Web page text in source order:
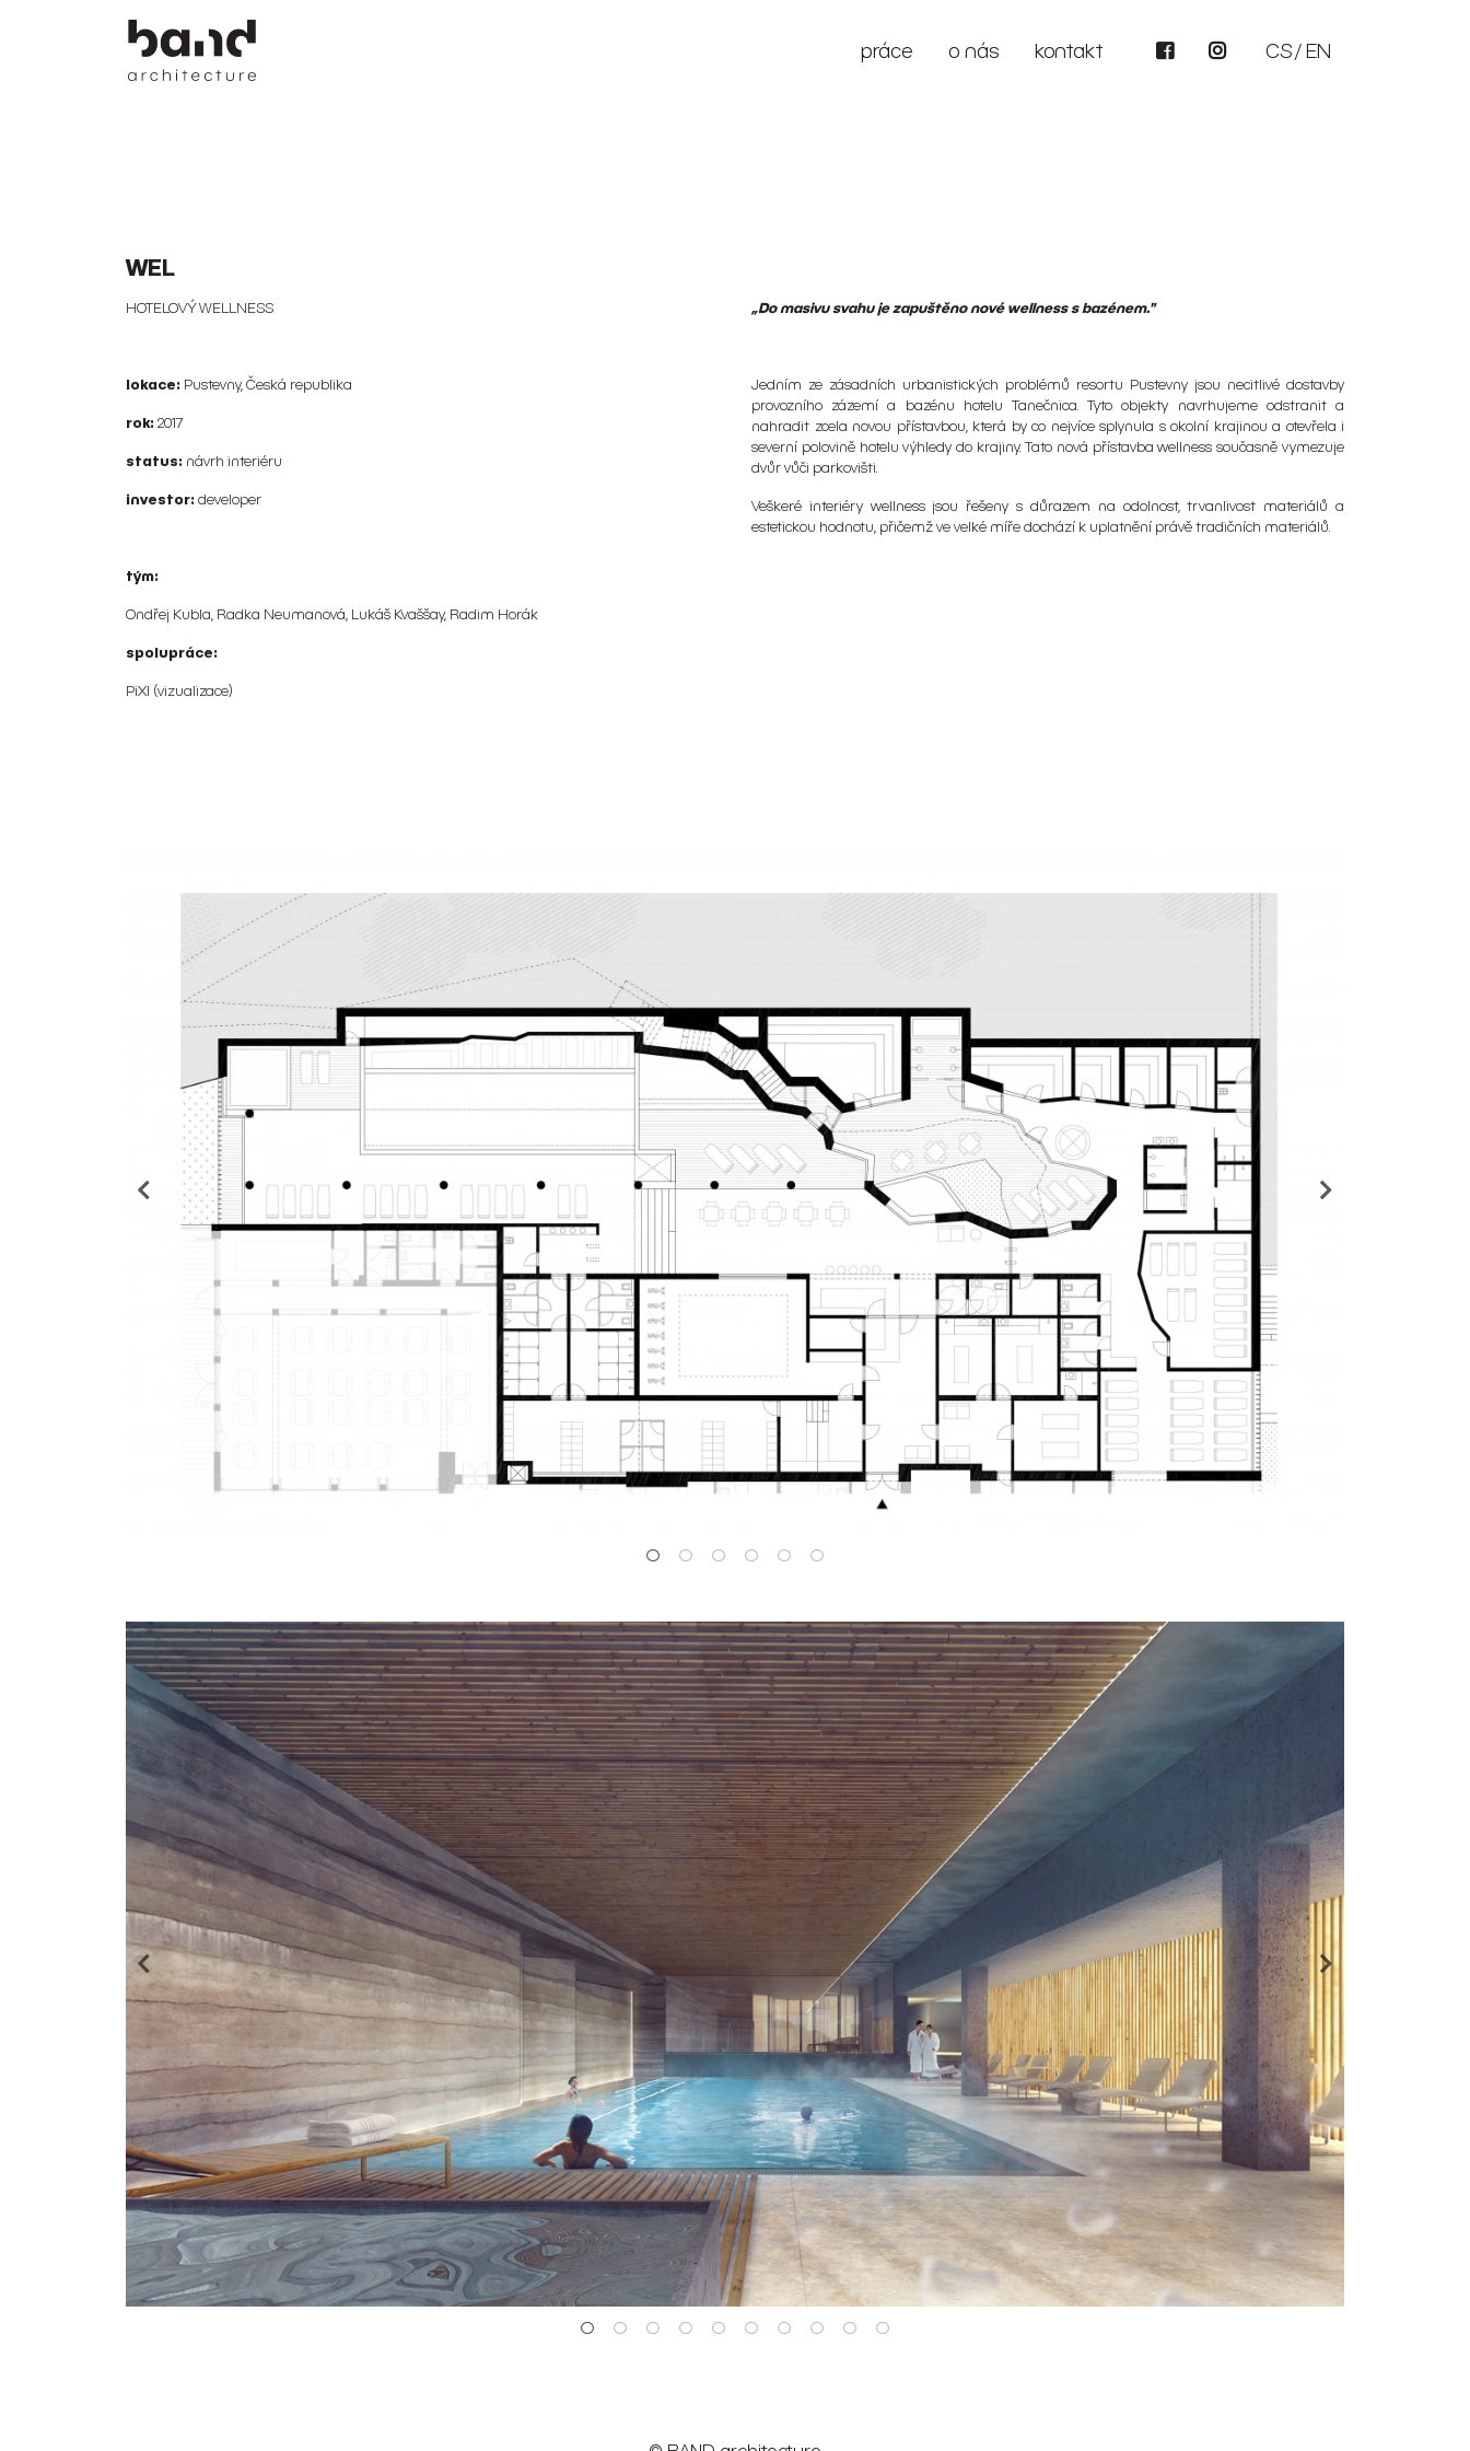
práce o nás kontakt CS EN
WEL
HOTELOVÝ WELLNESS
lokace: Pustevny, Česká republika
rok: 2017
status: návrh interiéru
investor: developer
tým:
Ondřej Kubla, Radka Neumanová, Lukáš Kvaššay, Radim Horák
spolupráce:
PiXl (vizualizace)
„Do masivu svahu je zapuštěno nové wellness s bazénem."
Jedním ze zásadních urbanistických problémů resortu Pustevny jsou necitlivé dostavby
provozního zázemí a bazénu hotelu Tanečnica. Tyto objekty navrhujeme odstranit a
nahradit zcela novou přístavbou, která by co nejvíce splynula s okolní krajinou a otevřela i
severní polovině hotelu výhledy do krajiny. Tato nová přístavba wellness současně vymezuje
dvůr vůči parkovišti.
Veškeré interiéry wellness jsou řešeny s důrazem na odolnost, trvanlivost materiálů a
estetickou hodnotu, přičemž ve velké míře dochází k uplatnění právě tradičních materiálů.